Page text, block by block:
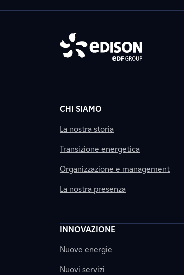
CHI SIAMO
La nostra storia
Transizione energetica
Organizzazione e management
La nostra presenza
INNOVAZIONE
Nuove energie
Nuovi servizi